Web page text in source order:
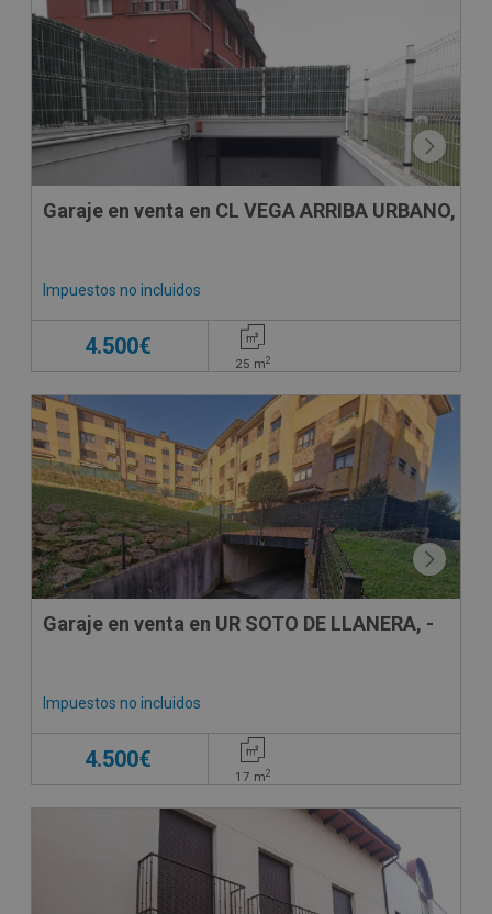
Garaje en venta en CL VEGA ARRIBA URBANO, 21
Impuestos no incluidos
4.500€
25 m2
Garaje en venta en UR SOTO DE LLANERA, -
Impuestos no incluidos
4.500€
17 m2